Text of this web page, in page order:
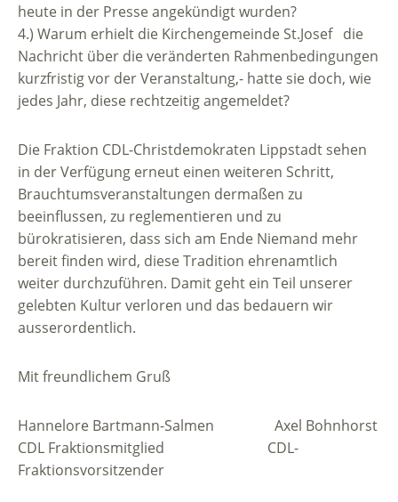
heute in der Presse angekündigt wurden?
4.) Warum erhielt die Kirchengemeinde St.Josef die
Nachricht über die veränderten Rahmenbedingungen
kurzfristig vor der Veranstaltung,- hatte sie doch, wie
jedes Jahr, diese rechtzeitig angemeldet?
Die Fraktion CDL-Christdemokraten Lippstadt sehen
in der Verfügung erneut einen weiteren Schritt,
Brauchtumsveranstaltungen dermaßen zu
beeinflussen, zu reglementieren und zu
bürokratisieren, dass sich am Ende Niemand mehr
bereit finden wird, diese Tradition ehrenamtlich
weiter durchzuführen. Damit geht ein Teil unserer
gelebten Kultur verloren und das bedauern wir
ausserordentlich.
Mit freundlichem Gruß
Hannelore Bartmann-Salmen Axel Bohnhorst
CDL Fraktionsmitglied CDL-
Fraktionsvorsitzender